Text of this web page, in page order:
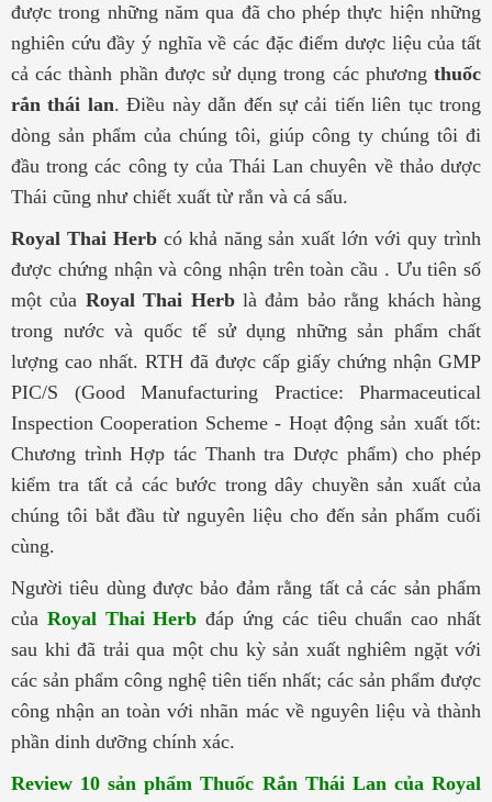
được trong những năm qua đã cho phép thực hiện những
nghiên cứu đầy ý nghĩa về các đặc điểm dược liệu của tất
cả các thành phần được sử dụng trong các phương thuốc
rắn thái lan. Điều này dẫn đến sự cải tiến liên tục trong
dòng sản phẩm của chúng tôi, giúp công ty chúng tôi đi
đầu trong các công ty của Thái Lan chuyên về thảo dược
Thái cũng như chiết xuất từ rắn và cá sấu.
Royal Thai Herbcó khả năng sản xuất lớn với quy trình
được chứng nhận và công nhận trên toàn cầu . Ưu tiên số
một của Royal Thai Herblà đảm bảo rằng khách hàng
trong nước và quốc tế sử dụng những sản phẩm chất
lượng cao nhất. RTH đã được cấp giấy chứng nhận GMP
PIC/S (Good Manufacturing Practice: Pharmaceutical
Inspection Cooperation Scheme - Hoạt động sản xuất tốt:
Chương trình Hợp tác Thanh tra Dược phẩm) cho phép
kiểm tra tất cả các bước trong dây chuyền sản xuất của
chúng tôi bắt đầu từ nguyên liệu cho đến sản phẩm cuối
cùng.
Người tiêu dùng được bảo đảm rằng tất cả các sản phẩm
của Royal Thai Herb đáp ứng các tiêu chuẩn cao nhất
sau khi đã trải qua một chu kỳ sản xuất nghiêm ngặt với
các sản phẩm công nghệ tiên tiến nhất; các sản phẩm được
công nhận an toàn với nhãn mác về nguyên liệu và thành
phần dinh dưỡng chính xác.
Review 10 sản phẩm Thuốc Rắn Thái Lan của Royal